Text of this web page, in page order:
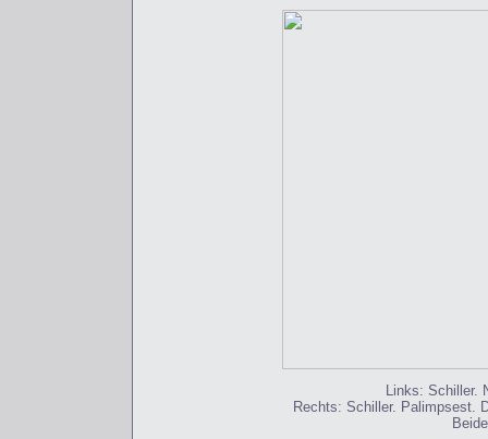
Links: Schiller.
Rechts: Schiller. Palimpsest.